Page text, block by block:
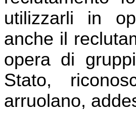
utilizzarli in
anche il
opera di
Stato,
arruolano,